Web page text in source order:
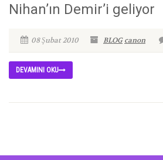
Nihan’ın Demir’i geliyor
08 Şubat 2010 BLOG canon
DEVAMINI OKU